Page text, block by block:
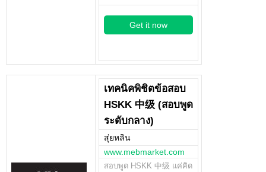
Get it now
เทคนิคพิชิตข้อสอบ
HSKK 中级 (สอบพูด
ระดับกลาง)
สุ่ยหลิน
www.mebmarket.com
สอบพูด HSKK 中级 แค่คิด